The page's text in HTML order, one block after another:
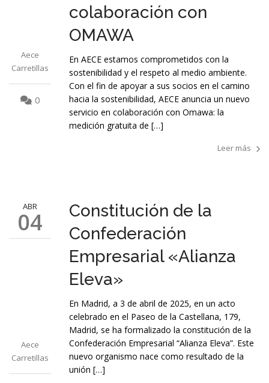
Aece
Carretillas
0
colaboración con
OMAWA
En AECE estamos comprometidos con la
sostenibilidad y el respeto al medio ambiente.
Con el fin de apoyar a sus socios en el camino
hacia la sostenibilidad, AECE anuncia un nuevo
servicio en colaboración con Omawa: la
medición gratuita de […]
Leer más
ABR
04
Aece
Carretillas
Constitución de la
Confederación
Empresarial «Alianza
Eleva»
En Madrid, a 3 de abril de 2025, en un acto
celebrado en el Paseo de la Castellana, 179,
Madrid, se ha formalizado la constitución de la
Confederación Empresarial “Alianza Eleva”. Este
nuevo organismo nace como resultado de la
unión […]